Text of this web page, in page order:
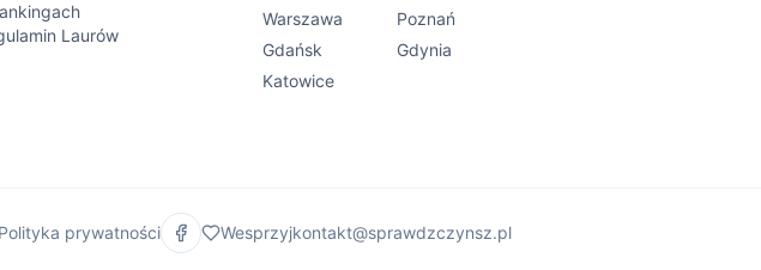
Laurów
Warszawa
Poznań
Gdańsk
Gdynia
Katowice
Polityka prywatności Wesprzyjkontakt@sprawdzczynsz.pl